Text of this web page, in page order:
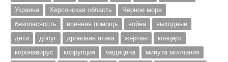
Украина
Херсонская область
Чёрное море
безопасность
военная помощь война
выходные
дети
досуг дроновая атака жертвы
концерт
коронавирус
коррупция медицина
минута молчания